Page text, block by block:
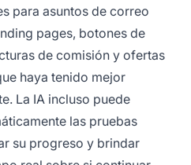
para asuntos de correo
pages, botones de
de comisión y ofertas
haya tenido mejor
La IA incluso puede
las pruebas
su progreso y brindar